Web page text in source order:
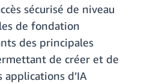
sécurisé de niveau
de fondation
des principales
de créer et de
applications d’IA